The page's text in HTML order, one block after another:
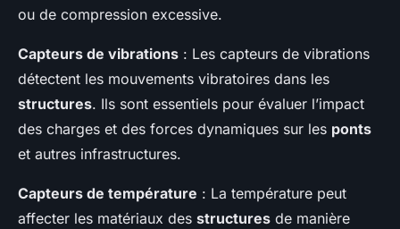
ou de compression excessive.
Capteurs de vibrations : Les capteurs de vibrations
détectent les mouvements vibratoires dans les
structures. Ils sont essentiels pour évaluer l’impact
des charges et des forces dynamiques sur les ponts
et autres infrastructures.
Capteurs de température : La température peut
affecter les matériaux des structures de manière